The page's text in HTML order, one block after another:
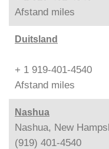
Afstand miles
Duitsland
+ 1 919-401-4540
Afstand miles
Nashua
Nashua, New
(919) 401-4540